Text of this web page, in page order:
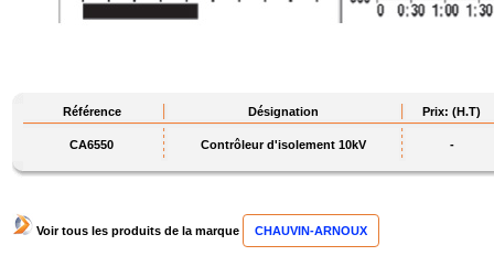
Référence Désignation Prix: (H.T)
CA6550 Contrôleur d'isolement 10kV -
Voir tous les produits de la marque CHAUVIN-ARNOUX